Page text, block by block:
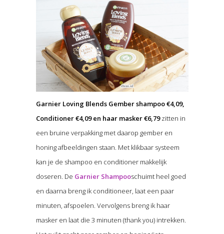
Garnier Loving Blends Gember shampoo €4,09,
Conditioner €4,09 en haar masker €6,79zitten in
een bruine verpakking met daarop gember en
honing afbeeldingen staan. Met klikbaar systeem
kan je de shampoo en conditioner makkelijk
doseren. De Garnier Shampooschuimt heel goed
en daarna breng ik conditioneer, laat een paar
minuten, afspoelen. Vervolgens breng ik haar
masker en laat die 3 minuten (thank you) intrekken.